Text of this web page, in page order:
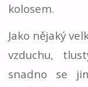
kolosem.
Jako nějaký
vzduchu,
snadno se